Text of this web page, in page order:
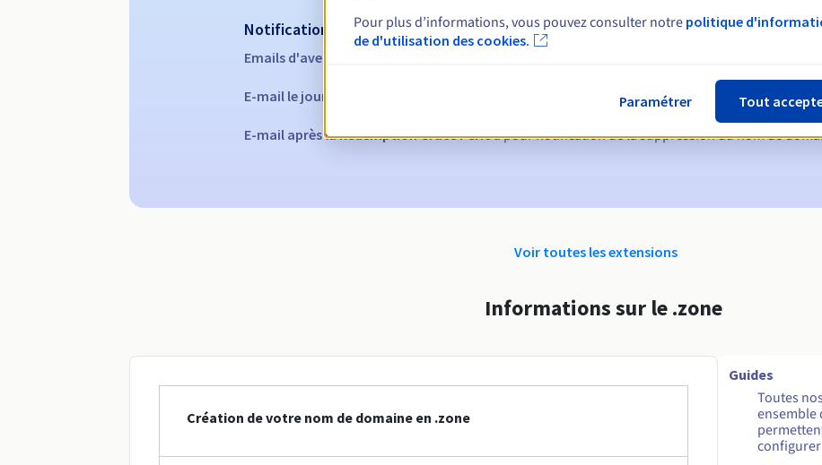
Notifications automatiques :
Emails d'avertissement :
E-mail le jour de l'expiration pour notification de la suspension du nom de domaine
E-mail après la Redemption Grace Periodpour notification de la suppression du nom de
Voir toutes les extensions
Informations sur le .zone
Création de votre nom de domaine en .zone
Guides
Toutes
ensemble
Pour plus d’informations, vous pouvez consulter notre politique
de d'utilisation des cookies.
Paramétrer Tout